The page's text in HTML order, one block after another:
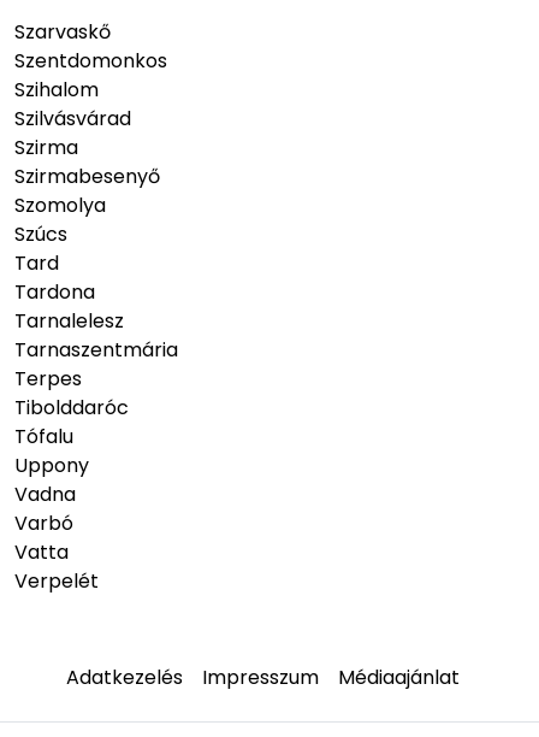
Szarvaskő
Szentdomonkos
Szihalom
Szilvásvárad
Szirma
Szirmabesenyő
Szomolya
Szúcs
Tard
Tardona
Tarnalelesz
Tarnaszentmária
Terpes
Tibolddaróc
Tófalu
Uppony
Vadna
Varbó
Vatta
Verpelét
Adatkezelés Impresszum Médiaajánlat